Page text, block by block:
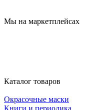
Мы на маркетплейсах
Каталог товаров
Окрасочные маски
Книги и периодика